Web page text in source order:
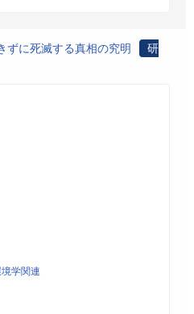
ずに死滅する真相の究明
研
学関連